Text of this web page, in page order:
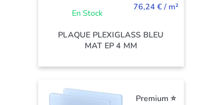
En Stock
76,24 € / m²
PLAQUE PLEXIGLASS BLEU
MAT EP 4 MM
Premium ⭐